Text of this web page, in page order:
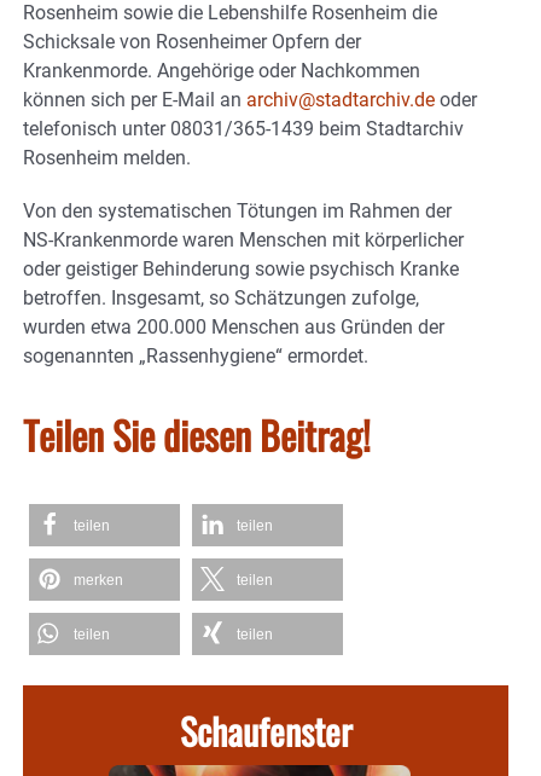
Rosenheim sowie die Lebenshilfe Rosenheim die
Schicksale von Rosenheimer Opfern der
Krankenmorde. Angehörige oder Nachkommen
können sich per E-Mail an archiv@stadtarchiv.de oder
telefonisch unter 08031/365-1439 beim Stadtarchiv
Rosenheim melden.
Von den systematischen Tötungen im Rahmen der
NS-Krankenmorde waren Menschen mit körperlicher
oder geistiger Behinderung sowie psychisch Kranke
betroffen. Insgesamt, so Schätzungen zufolge,
wurden etwa 200.000 Menschen aus Gründen der
sogenannten „Rassenhygiene“ ermordet.
Teilen Sie diesen Beitrag!
teilen teilen
merken teilen
teilen teilen
Schaufenster